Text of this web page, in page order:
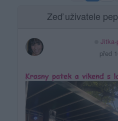
Zeď uživatele
před